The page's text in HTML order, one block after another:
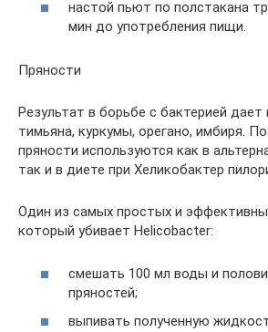
настой пьют по полстакана
мин до употребления пищи.
Пряности
Результат в борьбе с бактерией дает
тимьяна, куркумы, орегано, имбиря.
пряности используются как в
так и в диете при Хеликобактер
Один из самых простых и
который убивает Helicobacter:
смешать 100 мл воды и
пряностей;
выпивать полученную